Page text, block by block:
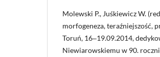
Molewski P., Juśkiewicz W.
morfogeneza, teraźniejszość,
Toruń, 16‒19.09.2014,
Niewiarowskiemu w 90.